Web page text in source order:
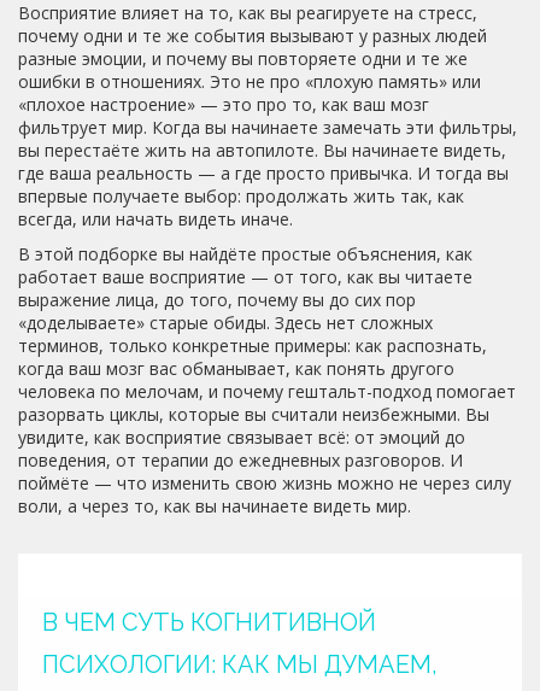
Восприятие влияет на то, как вы реагируете на стресс,
почему одни и те же события вызывают у разных людей
разные эмоции, и почему вы повторяете одни и те же
ошибки в отношениях. Это не про «плохую память» или
«плохое настроение» — это про то, как ваш мозг
фильтрует мир. Когда вы начинаете замечать эти фильтры,
вы перестаёте жить на автопилоте. Вы начинаете видеть,
где ваша реальность — а где просто привычка. И тогда вы
впервые получаете выбор: продолжать жить так, как
всегда, или начать видеть иначе.
В этой подборке вы найдёте простые объяснения, как
работает ваше восприятие — от того, как вы читаете
выражение лица, до того, почему вы до сих пор
«доделываете» старые обиды. Здесь нет сложных
терминов, только конкретные примеры: как распознать,
когда ваш мозг вас обманывает, как понять другого
человека по мелочам, и почему гештальт-подход помогает
разорвать циклы, которые вы считали неизбежными. Вы
увидите, как восприятие связывает всё: от эмоций до
поведения, от терапии до ежедневных разговоров. И
поймёте — что изменить свою жизнь можно не через силу
воли, а через то, как вы начинаете видеть мир.
В ЧЕМ СУТЬ КОГНИТИВНОЙ
ПСИХОЛОГИИ: КАК МЫ ДУМАЕМ,